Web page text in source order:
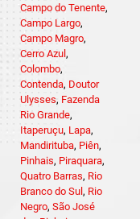
Campo do Tenente,
Campo Largo,
Campo Magro,
Cerro Azul ,
Colombo,
Contenda, Doutor
Ulysses, Fazenda
Rio Grande,
Itaperuçu, Lapa,
Mandirituba, Piên,
Pinhais, Piraquara,
Quatro Barras, Rio
Branco do Sul , Rio
Negro, São José